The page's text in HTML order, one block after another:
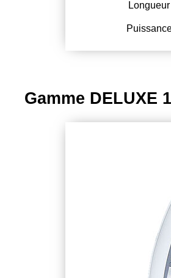
Gamme DELUXE